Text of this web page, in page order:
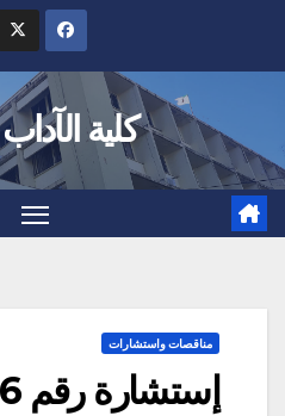
كلية
مناقصات واستشارات
إستشارة رقم 2021/06